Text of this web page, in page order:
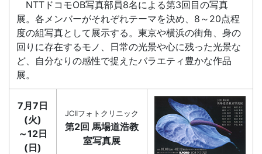
NTTドコモOB写真部員8名による第3回目の写真
展。各メンバーがそれぞれテーマを決め、8～20点程
度の組写真として展示する。東京や横浜の街角、身の
回りに存在するモノ、日常の光景や心に残った光景な
ど、自分なりの感性で捉えたバラエティ豊かな作品
展。
7月7日
(火)
～12日
(日)
JCIIフォトクリニック
第2回 馬場道浩教
室写真展